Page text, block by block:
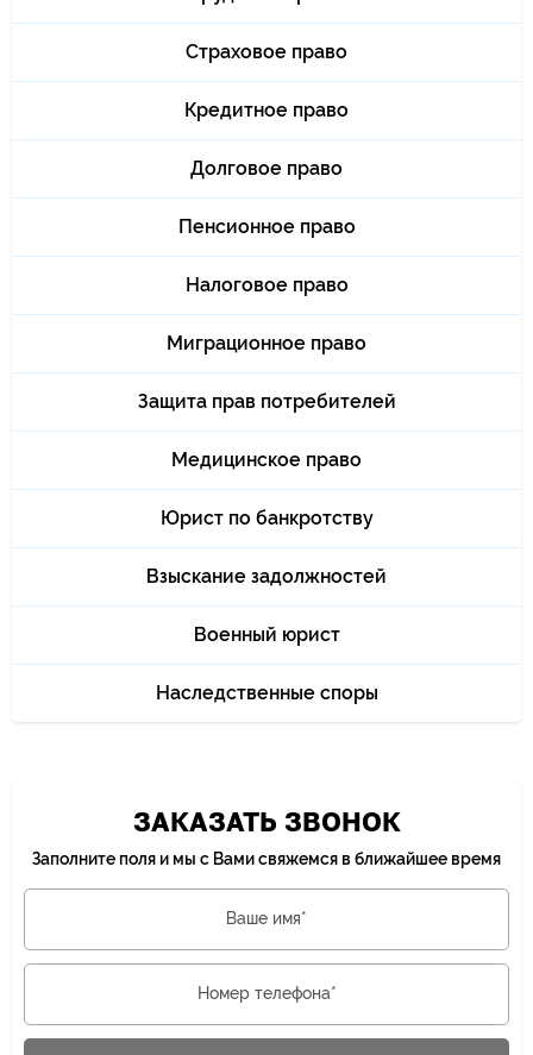
Страховое право
Кредитное право
Долговое право
Пенсионное право
Налоговое право
Миграционное право
Защита прав потребителей
Медицинское право
Юрист по банкротству
Взыскание задолжностей
Военный юрист
Наследственные споры
ЗАКАЗАТЬ ЗВОНОК
Заполните поля и мы с Вами свяжемся в ближайшее время
Ваше имя*
Номер телефона*